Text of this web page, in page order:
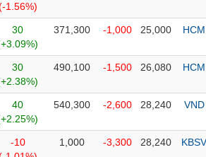
1.56%)
30
371,300 -1,000 25,000 HCM
30
490,100 -1,500 26,080 HCM
40
540,300 -2,600 28,240 VND
-10
1,000 -3,300 28,240 KBSV